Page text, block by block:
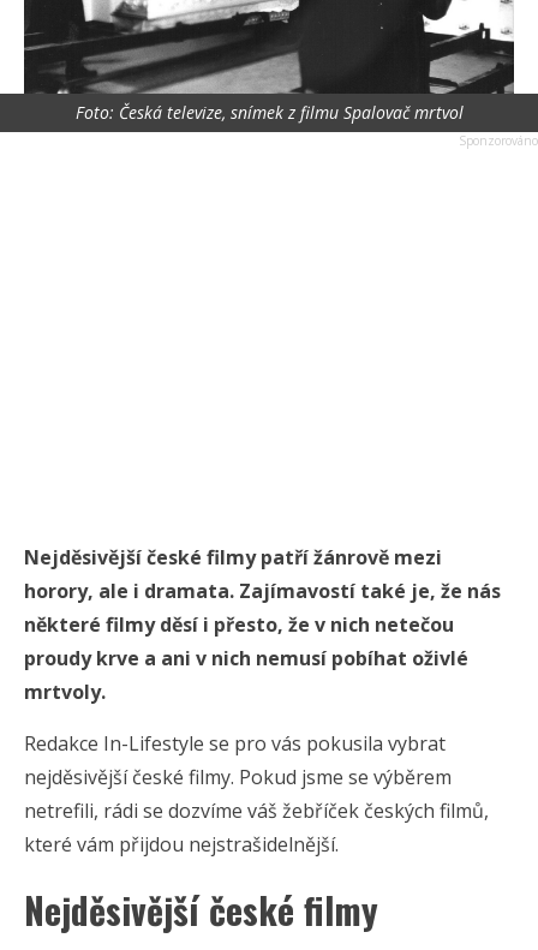
Foto: Česká televize, snímek z filmu Spalovač mrtvol
Nejděsivější české filmy patří žánrově mezi
horory, ale i dramata. Zajímavostí také je, že nás
některé filmy děsí i přesto, že v nich netečou
proudy krve a ani v nich nemusí pobíhat oživlé
mrtvoly.
Redakce In-Lifestyle se pro vás pokusila vybrat
nejděsivější české filmy. Pokud jsme se výběrem
netrefili, rádi se dozvíme váš žebříček českých filmů,
které vám přijdou nejstrašidelnější.
Nejděsivější české filmy